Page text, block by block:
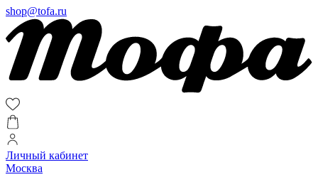
shop@tofa.ru
Личный кабинет
Москва